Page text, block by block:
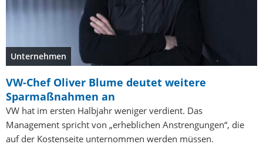
Unternehmen
VW-Chef Oliver Blume deutet weitere
Sparmaßnahmen an
VW hat im ersten Halbjahr weniger verdient. Das
Management spricht von „erheblichen Anstrengungen“, die
auf der Kostenseite unternommen werden müssen.